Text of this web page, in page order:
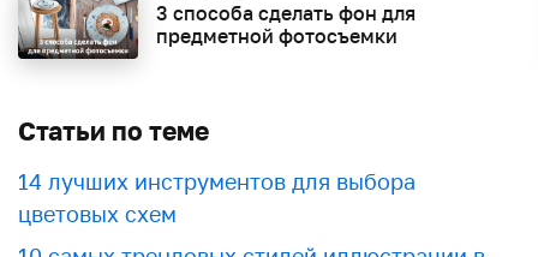
3 способа сделать фон для
предметной фотосъемки
Статьи по теме
​​14 лучших инструментов для выбора
цветовых схем